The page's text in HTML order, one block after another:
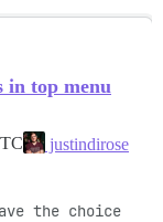
in top menu
justindirose
the choice